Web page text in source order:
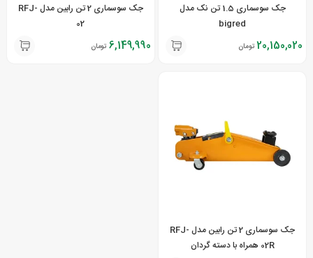
جک سوسماری 1.5 تن نک مدل
bigred
20,150,020 تومان
جک سوسماری 2 تن رابین مدل RFJ-
02
6,149,990 تومان
جک سوسماری 2 تن رابین مدل RFJ-
02R همراه با دسته گردان